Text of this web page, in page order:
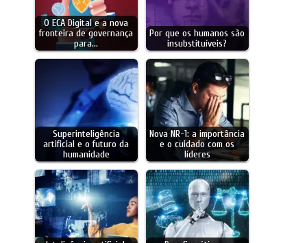
O ECA Digital e a nova
fronteira de governança
para…
Por que os humanos são
insubstituíveis?
Superinteligência
artificial e o futuro da
humanidade
Nova NR-1: a importância
e o cuidado com os
líderes